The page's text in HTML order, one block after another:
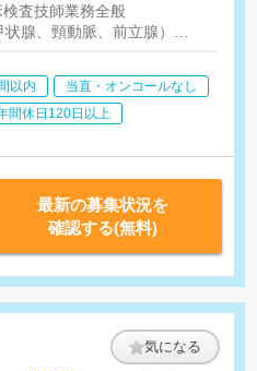
査技師業務全般
腺、頸動脈、前立腺）
以内
当直・オンコールなし
間休日120日以上
最新の募集状況を
確認する(無料)
気になる